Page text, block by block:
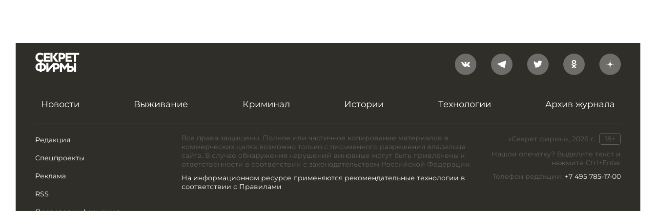
Новости Выживание Криминал Истории Технологии Архив журнала
Редакция
Спецпроекты
Реклама
RSS
«Секрет фирмы», 2026 г.
18+
Нашли опечатку? Выделите текст и
нажмите Ctrl+Enter
Телефон редакции: +7 495 785-17-00
Все права защищены. Полное или частичное копирование материалов в
коммерческих целях возможно только с письменного разрешения владельца
сайта. В случае обнаружения нарушений виновные могут быть привлечены к
ответственности в соответствии с законодательством Российской Федерации.
На информационном ресурсе применяются рекомендательные технологии в
соответствии с Правилами